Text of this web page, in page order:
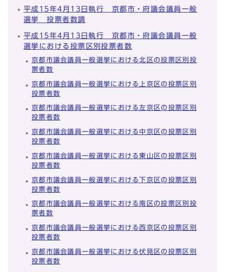
平成15年4月13日執行 京都市・府議会議員一般
選挙 投票者数調
平成15年4月13日執行 京都市・府議会議員一般
選挙における投票区別投票者数
京都市議会議員一般選挙における北区の投票区別投
票者数
京都市議会議員一般選挙における上京区の投票区別
投票者数
京都市議会議員一般選挙における左京区の投票区別
投票者数
京都市議会議員一般選挙における中京区の投票区別
投票者数
京都市議会議員一般選挙における東山区の投票区別
投票者数
京都市議会議員一般選挙における下京区の投票区別
投票者数
京都市議会議員一般選挙における南区の投票区別投
票者数
京都市議会議員一般選挙における西京区の投票区別
投票者数
京都市議会議員一般選挙における伏見区の投票区別
投票者数